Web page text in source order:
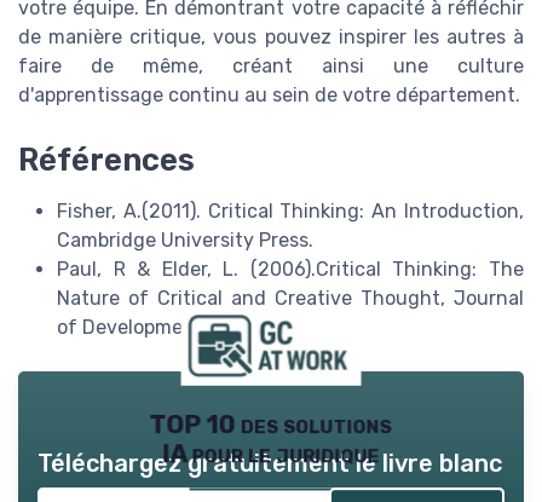
votre équipe. En démontrant votre capacité à réfléchir
de manière critique, vous pouvez inspirer les autres à
faire de même, créant ainsi une culture
d'apprentissage continu au sein de votre département.
Références
Fisher, A.(2011). Critical Thinking: An Introduction,
Cambridge University Press.
Paul, R & Elder, L. (2006).Critical Thinking: The
Nature of Critical and Creative Thought, Journal
of Developmental Education.
TOP 10 des solutions
IA pour le juridique
Téléchargez gratuitement le livre blanc